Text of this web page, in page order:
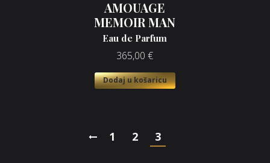
AMOUAGE
MEMOIR MAN
Eau de Parfum
365,00 €
Dodaj u košaricu
1 2 3